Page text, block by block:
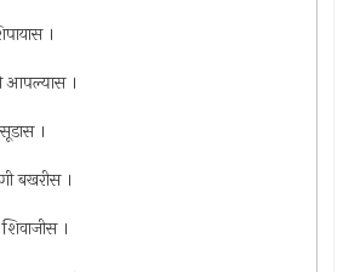
।
आपल्यास ।
।
बखरीस ।
।